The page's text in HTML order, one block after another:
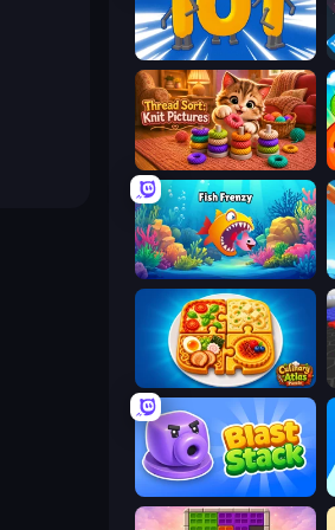
Numbers Arena
Thread Sort: Knit Pictures
Fish Frenzy
Culinary Atlas
Blast Stack